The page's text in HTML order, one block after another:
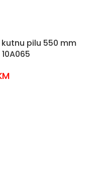
kutnu pilu 550 mm
10A065